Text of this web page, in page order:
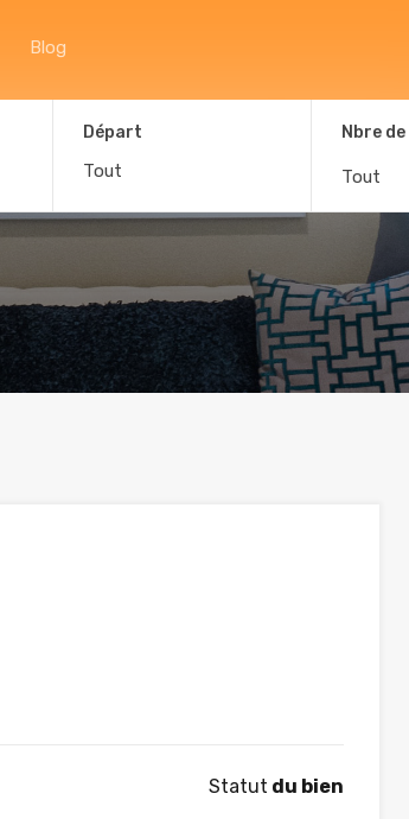
Accueil
Blog
Départ Nbre
Tout
Statut du bien